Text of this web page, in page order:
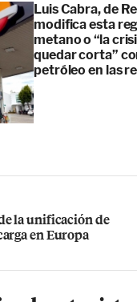
Luis Cabra, de
modifica esta
metano o “la
quedar corta”
petróleo en las
la unificación de
en Europa